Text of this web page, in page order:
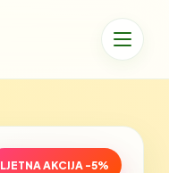
LJETNA AKCIJA -5%